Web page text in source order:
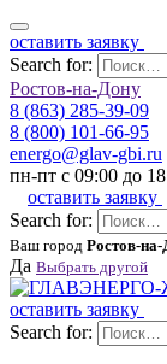
оставить заявку
Search for:
Ростов-на-Дону
8 (863) 285-39-09
8 (800) 101-66-95
energo@glav-gbi.ru
пн-пт с 09:00 до
оставить заявку
Search for:
Ваш город Ростов-
Да Выбрать другой
оставить заявку
Search for: